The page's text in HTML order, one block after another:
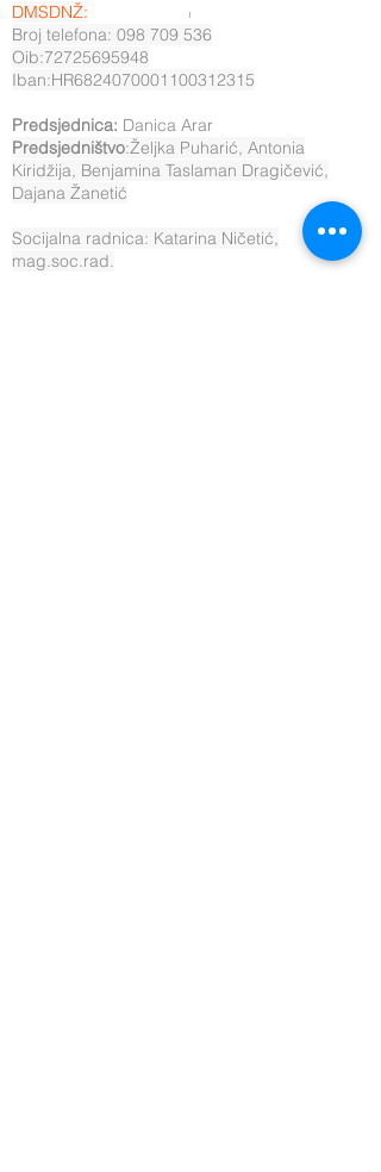
DMSDNŽ:
Broj telefona: 098 709 536
Oib:72725695948
Iban:HR6824070001100312315
Predsjednica: Danica Arar
Predsjedništvo:Željka Puharić, Antonia
Kiridžija, Benjamina Taslaman Dragičević,
Dajana Žanetić
Socijalna radnica: Katarina Ničetić,
mag.soc.rad.